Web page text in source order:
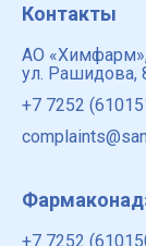
Контакты
АО
ул. Рашидова,
+7 7252
+7 7252